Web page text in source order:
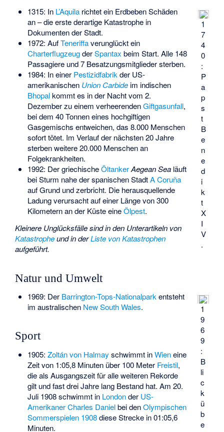
1
7
4
0
:
P
a
p
s
t
B
e
n
e
d
i
k
t
X
I
V
.
1315: In L’Aquilarichtet ein Erdbeben Schäden
an – die erste derartige Katastrophe in
Dokumenten der Stadt.
1972: AufTeneriffaverunglückt ein
CharterflugzeugderSpantax beim Start. Alle 148
Passagiere und 7 Besatzungsmitglieder sterben.
1984: In einer Pestizidfabrik der US-
amerikanischen Union Carbideim indischen
Bhopalkommt es in der Nacht vom 2.
Dezember zu einem verheerendenGiftgasunfall,
bei dem 40 Tonnen eines hochgiftigen
Gasgemischs entweichen, das 8.000 Menschen
sofort tötet. Im Verlauf der nächsten 20 Jahre
sterben weitere 20.000 Menschen an
Folgekrankheiten.
1992: Der griechischeÖltanker Aegean Sealäuft
bei Sturm nahe der spanischen StadtA Coruña
auf Grund und zerbricht. Die herausquellende
Ladung verursacht auf einer Länge von 300
Kilometern an der Küste eineÖlpest.
Kleinere Unglücksfälle sind in den Unterartikeln von
Katastropheund in derListe von Katastrophen
aufgeführt.
Natur und Umwelt
1
9
6
9
:
B
li
c
k
ü
b
e
1969: Der Barrington-Tops-Nationalpark entsteht
im australischen New South Wales.
Sport
1905: Zoltán von Halmay schwimmt inWieneine
Zeit von 1:05,8 Minuten über 100 Meter Freistil,
die als Ausgangszeit für alle weiteren Rekorde
gilt und fast drei Jahre lang Bestand hat. Am 20.
Juli 1908 schwimmt in Londonder US-
Amerikaner Charles Danielbei denOlympischen
Sommerspielen 1908diese Strecke in 01:05,6
Minuten.